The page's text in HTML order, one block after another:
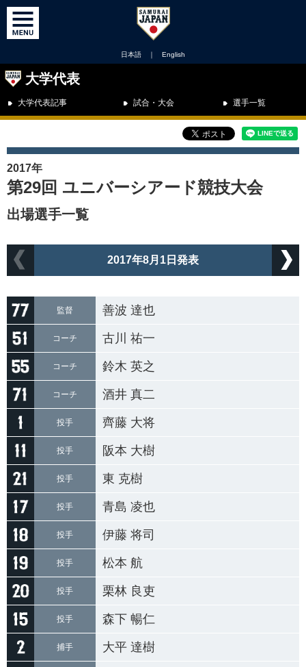
日本語 ｜ English
大学代表
大学代表記事 試合・大会 選手一覧
2017年
第29回 ユニバーシアード競技大会
出場選手一覧
2017年8月1日発表
監督 善波 達也
コーチ 古川 祐一
コーチ 鈴木 英之
コーチ 酒井 真二
投手 齊藤 大将
投手 阪本 大樹
投手 東 克樹
投手 青島 凌也
投手 伊藤 将司
投手 松本 航
投手 栗林 良吏
投手 森下 暢仁
捕手 大平 達樹